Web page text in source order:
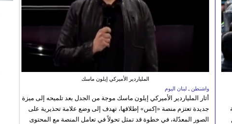
الملياردير الأميركي إيلون ماسك
واشنطن ـ لبنان اليوم
أثار الملياردير الأميركي إيلون ماسك موجة من الجدل بعد تلميحه إلى ميزة
جديدة تعتزم منصة «إكس» إطلاقها، تهدف إلى وضع علامة تحذيرية على
الصور المعدّلة، في خطوة قد تمثل تحولاً في تعامل المنصة مع المحتوى